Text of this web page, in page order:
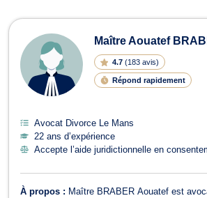
Maître Aouatef
4.7 (183 avis)
Répond rapidement
Avocat Divorce Le Mans
22 ans d’expérience
Accepte l’aide juridictionnelle en
À propos : Maître BRABER Aouatef est